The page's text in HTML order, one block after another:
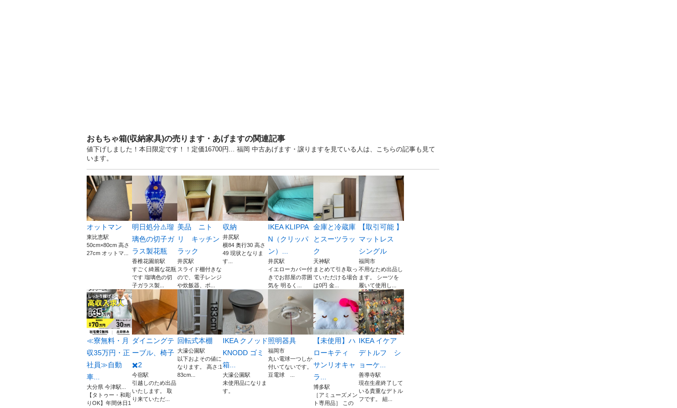
おもちゃ箱(収納家具)の売ります・あげますの関連記事
値下げしました！本日限定です！！定価16700円... 福岡 中古あげます・譲りますを見ている人は、こちらの記事も見て
います。
オットマン
東比恵駅
50cm×80cm 高さ
27cm オットマ...
明日処分⚠️瑠
璃色の切子ガ
ラス製花瓶
香椎花園前駅
すごく綺麗な花瓶
です 瑠璃色の切
子ガラス製...
美品 ニト
リ キッチン
ラック
井尻駅
スライド棚付きな
ので、電子レンジ
や炊飯器、ポ...
収納
井尻駅
横84 奥行30 高さ
49 現状となりま
す...
IKEA KLIPPA
N（クリッパ
ン）...
井尻駅
イエローカバー付
きでお部屋の雰囲
気を 明るく...
金庫と冷蔵庫
とスーツラッ
ク
天神駅
まとめて引き取っ
ていただける場合
は0円 金...
【取引可能 】
マットレス
シングル
福岡市
不用なため出品し
ます。 シーツを
履いて使用し...
≪寮無料・月
収35万円・正
社員≫自動
車...
大分県 今津駅...
【タトゥー・和彫
りOK】年間休日1
ダイニングテ
ーブル、椅子
✖️2
今宿駅
引越しのため出品
いたします。 取
り来ていただ...
回転式本棚
大濠公園駅
以下およその値に
なります。 高さ:1
83cm...
IKEA クノッド
KNODD ゴミ
箱...
大濠公園駅
未使用品になりま
す。
照明器具
福岡市
丸い電球一つしか
付いてないです。
豆電球 ...
【未使用】ハ
ローキティ
サンリオキャ
ラ...
博多駅
［アミューズメン
ト専用品］ この
IKEA イケア
デトルフ シ
ョーケ...
善導寺駅
現在生産終了して
いる貴重なデトル
フです。 組...